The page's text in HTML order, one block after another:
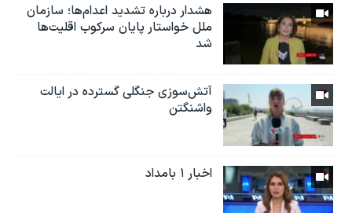
هشدار درباره تشدید اعدام‌ها؛ سازمان
ملل خواستار پایان سرکوب اقلیت‌ها
شد
آتش‌سوزی جنگلی گسترده در ایالت
واشنگتن
اخبار ۱ بامداد